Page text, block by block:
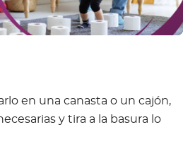
en una canasta o un cajón,
y tira a la basura lo